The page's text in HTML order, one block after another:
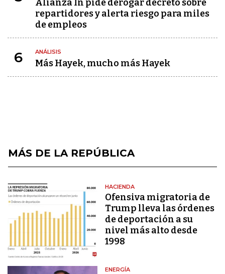
Alianza In pide derogar decreto sobre
repartidores y alerta riesgo para miles
de empleos
6 ANÁLISIS
Más Hayek, mucho más Hayek
MÁS DE LA REPÚBLICA
HACIENDA
Ofensiva migratoria de
Trump lleva las órdenes
de deportación a su
nivel más alto desde
1998
ENERGÍA